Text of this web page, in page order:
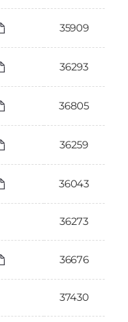
35909
36293
36805
36259
36043
36273
36676
37430